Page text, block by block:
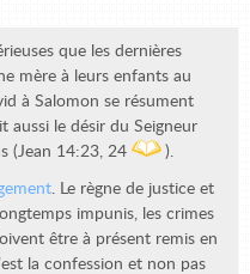
que les dernières
mère à leurs enfants au
à Salomon se résument
aussi le désir du Seigneur
(Jean 14:23, 24
).
. Le règne de justice et
impunis, les crimes
être à présent remis en
la confession et non pas